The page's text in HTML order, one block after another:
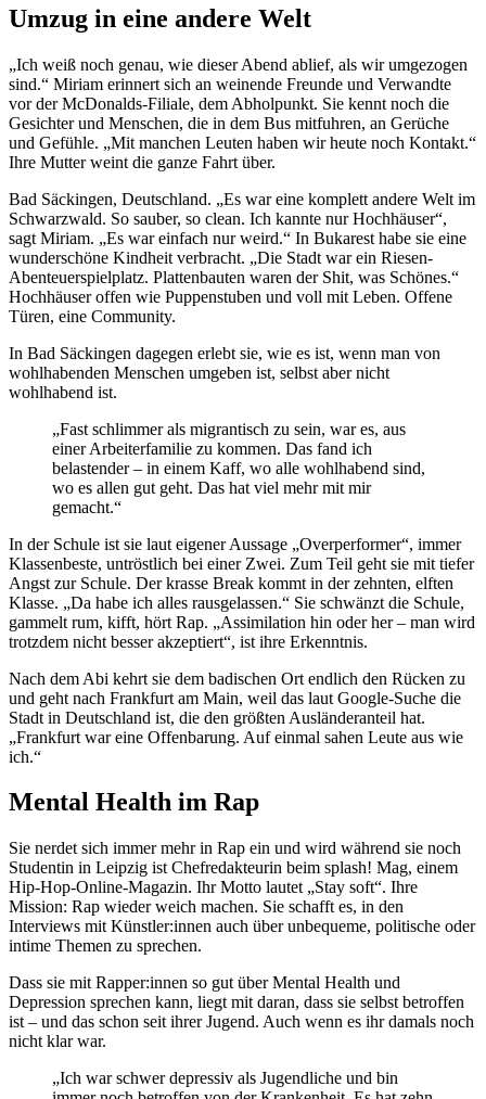
Umzug in eine andere Welt
„Ich weiß noch genau, wie dieser Abend ablief, als wir umgezogen
sind.“ Miriam erinnert sich an weinende Freunde und Verwandte
vor der McDonalds-Filiale, dem Abholpunkt. Sie kennt noch die
Gesichter und Menschen, die in dem Bus mitfuhren, an Gerüche
und Gefühle. „Mit manchen Leuten haben wir heute noch Kontakt.“
Ihre Mutter weint die ganze Fahrt über.
Bad Säckingen, Deutschland. „Es war eine komplett andere Welt im
Schwarzwald. So sauber, so clean. Ich kannte nur Hochhäuser“,
sagt Miriam. „Es war einfach nur weird.“ In Bukarest habe sie eine
wunderschöne Kindheit verbracht. „Die Stadt war ein Riesen-
Abenteuerspielplatz. Plattenbauten waren der Shit, was Schönes.“
Hochhäuser offen wie Puppenstuben und voll mit Leben. Offene
Türen, eine Community.
In Bad Säckingen dagegen erlebt sie, wie es ist, wenn man von
wohlhabenden Menschen umgeben ist, selbst aber nicht
wohlhabend ist.
„Fast schlimmer als migrantisch zu sein, war es, aus
einer Arbeiterfamilie zu kommen. Das fand ich
belastender – in einem Kaff, wo alle wohlhabend sind,
wo es allen gut geht. Das hat viel mehr mit mir
gemacht.“
In der Schule ist sie laut eigener Aussage „Overperformer“, immer
Klassenbeste, untröstlich bei einer Zwei. Zum Teil geht sie mit tiefer
Angst zur Schule. Der krasse Break kommt in der zehnten, elften
Klasse. „Da habe ich alles rausgelassen.“ Sie schwänzt die Schule,
gammelt rum, kifft, hört Rap. „Assimilation hin oder her – man wird
trotzdem nicht besser akzeptiert“, ist ihre Erkenntnis.
Nach dem Abi kehrt sie dem badischen Ort endlich den Rücken zu
und geht nach Frankfurt am Main, weil das laut Google-Suche die
Stadt in Deutschland ist, die den größten Ausländeranteil hat.
„Frankfurt war eine Offenbarung. Auf einmal sahen Leute aus wie
ich.“
Mental Health im Rap
Sie nerdet sich immer mehr in Rap ein und wird während sie noch
Studentin in Leipzig ist Chefredakteurin beim splash! Mag, einem
Hip-Hop-Online-Magazin. Ihr Motto lautet „Stay soft“. Ihre
Mission: Rap wieder weich machen. Sie schafft es, in den
Interviews mit Künstler:innen auch über unbequeme, politische oder
intime Themen zu sprechen.
Dass sie mit Rapper:innen so gut über Mental Health und
Depression sprechen kann, liegt mit daran, dass sie selbst betroffen
ist – und das schon seit ihrer Jugend. Auch wenn es ihr damals noch
nicht klar war.
„Ich war schwer depressiv als Jugendliche und bin